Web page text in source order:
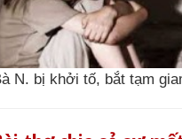
N. bị khởi tố, bắt tạm